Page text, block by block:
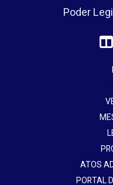
Poder
ATOS
PORTAL